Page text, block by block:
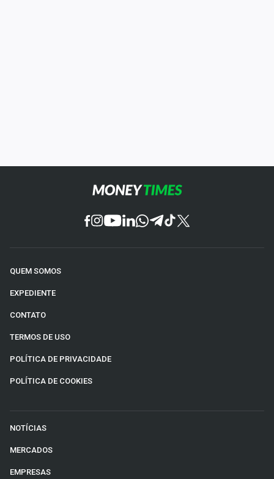
QUEM SOMOS
EXPEDIENTE
CONTATO
TERMOS DE USO
POLÍTICA DE PRIVACIDADE
POLÍTICA DE COOKIES
NOTÍCIAS
MERCADOS
EMPRESAS